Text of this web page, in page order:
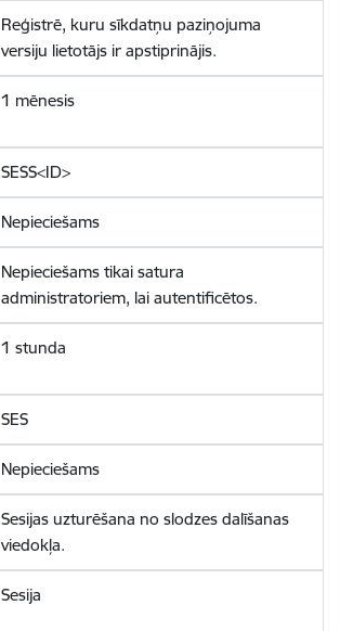
Reģistrē, kuru sīkdatņu paziņojuma
versiju lietotājs ir apstiprinājis.
1 mēnesis
SESS<ID>
Nepieciešams
Nepieciešams tikai satura
administratoriem, lai autentificētos.
1 stunda
SES
Nepieciešams
Sesijas uzturēšana no slodzes dalīšanas
viedokļa.
Sesija